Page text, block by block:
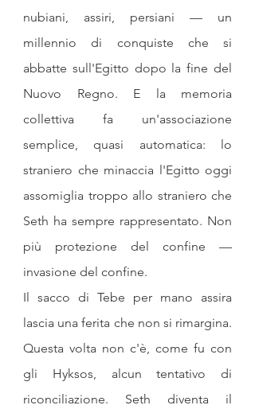
nubiani, assiri, persiani — un
millennio di conquiste che si
abbatte sull'Egitto dopo la fine del
Nuovo Regno. E la memoria
collettiva fa un'associazione
semplice, quasi automatica: lo
straniero che minaccia l'Egitto oggi
assomiglia troppo allo straniero che
Seth ha sempre rappresentato. Non
più protezione del confine —
invasione del confine.
Il sacco di Tebe per mano assira
lascia una ferita che non si rimargina.
Questa volta non c'è, come fu con
gli Hyksos, alcun tentativo di
riconciliazione. Seth diventa il